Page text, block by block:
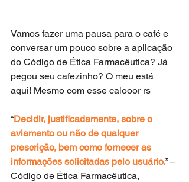
Vamos fazer uma pausa para o café e
conversar um pouco sobre a aplicação
do Código de Ética Farmacêutica? Já
pegou seu cafezinho? O meu está
aqui! Mesmo com esse calooor rs
“Decidir, justificadamente, sobre o
aviamento ou não de qualquer
prescrição, bem como fornecer as
informações solicitadas pelo usuário.” –
Código de Ética Farmacêutica,